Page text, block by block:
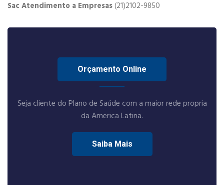
Sac Atendimento a Empresas (21)2102-9850
Orçamento Online
Seja cliente do Plano de Saúde com a maior rede propria
da America Latina.
Saiba Mais